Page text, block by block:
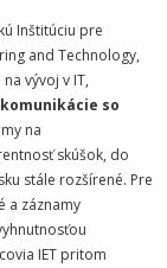
Inštitúciu pre
and Technology,
vývoj v IT,
so
na
skúšok, do
stále rozšírené. Pre
a záznamy
IET pritom